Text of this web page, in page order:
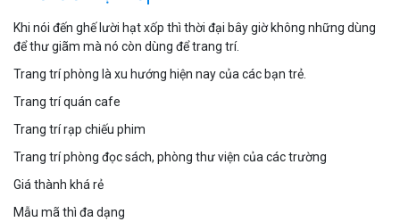
Khi nói đến ghế lười hạt xốp thì thời đại bây giờ không những dùng
để thư giãm mà nó còn dùng để trang trí.
Trang trí phòng là xu hướng hiện nay của các bạn trẻ.
Trang trí quán cafe
Trang trí rạp chiếu phim
Trang trí phòng đọc sách, phòng thư viện của các trường
Giá thành khá rẻ
Mẫu mã thì đa dạng